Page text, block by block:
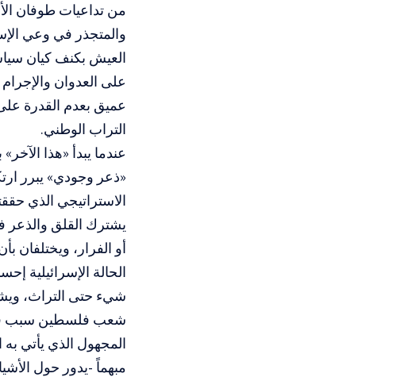
من تداعيات طوفان
والمتجذر في وعي
العيش بكنف كيان
على العدوان
عميق بعدم القدرة
التراب الوطني.
عندما يبدأ «هذا
الاستراتيجي الذي
يشترك القلق والذعر
أو الفرار،
الحالة
شيء حتى التراث،
شعب فلسطين سبب قلق
المجهول الذي يأتي
مبهماً -يدور حول